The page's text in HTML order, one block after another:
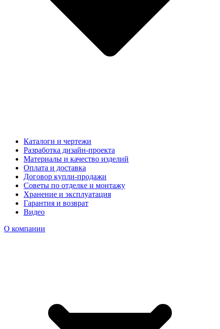
Каталоги и чертежи
Разработка дизайн-проекта
Материалы и качество изделий
Оплата и доставка
Договор купли-продажи
Советы по отделке и монтажу
Хранение и эксплуатация
Гарантия и возврат
Видео
О компании